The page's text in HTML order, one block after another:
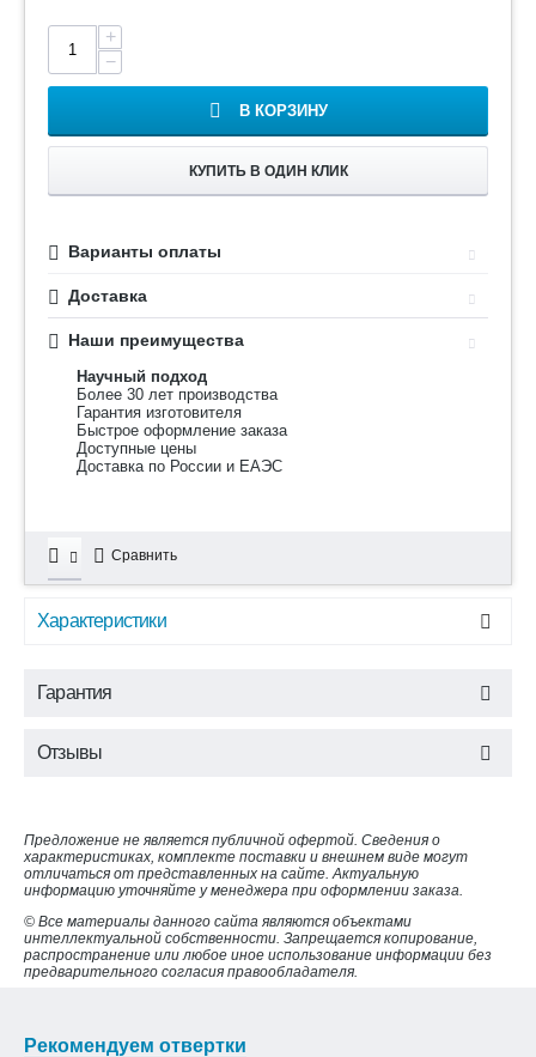
+
−
В КОРЗИНУ
КУПИТЬ В ОДИН КЛИК
Варианты оплаты
Доставка
Наши преимущества
Научный подход
Более 30 лет производства
Гарантия изготовителя
Быстрое оформление заказа
Доступные цены
Доставка по России и ЕАЭС
Сравнить
Характеристики
Гарантия
Отзывы
Предложение не является публичной офертой. Сведения о
характеристиках, комплекте поставки и внешнем виде могут
отличаться от представленных на сайте. Актуальную
информацию уточняйте у менеджера при оформлении заказа.
© Все материалы данного сайта являются объектами
интеллектуальной собственности. Запрещается копирование,
распространение или любое иное использование информации без
предварительного согласия правообладателя.
Рекомендуем отвертки